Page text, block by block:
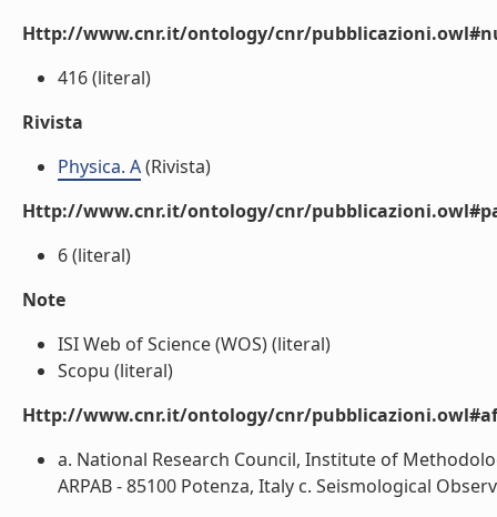
Http://www.cnr.it/ontology/cnr/
416 (literal)
Rivista
Physica. A(Rivista)
Http://www.cnr.it/ontology/cnr/
6 (literal)
Note
ISI Web of Science (WOS) (literal)
Scopu (literal)
Http://www.cnr.it/ontology/cnr/
a. National Research Council, Institute of
ARPAB - 85100 Potenza, Italy c. Seismological